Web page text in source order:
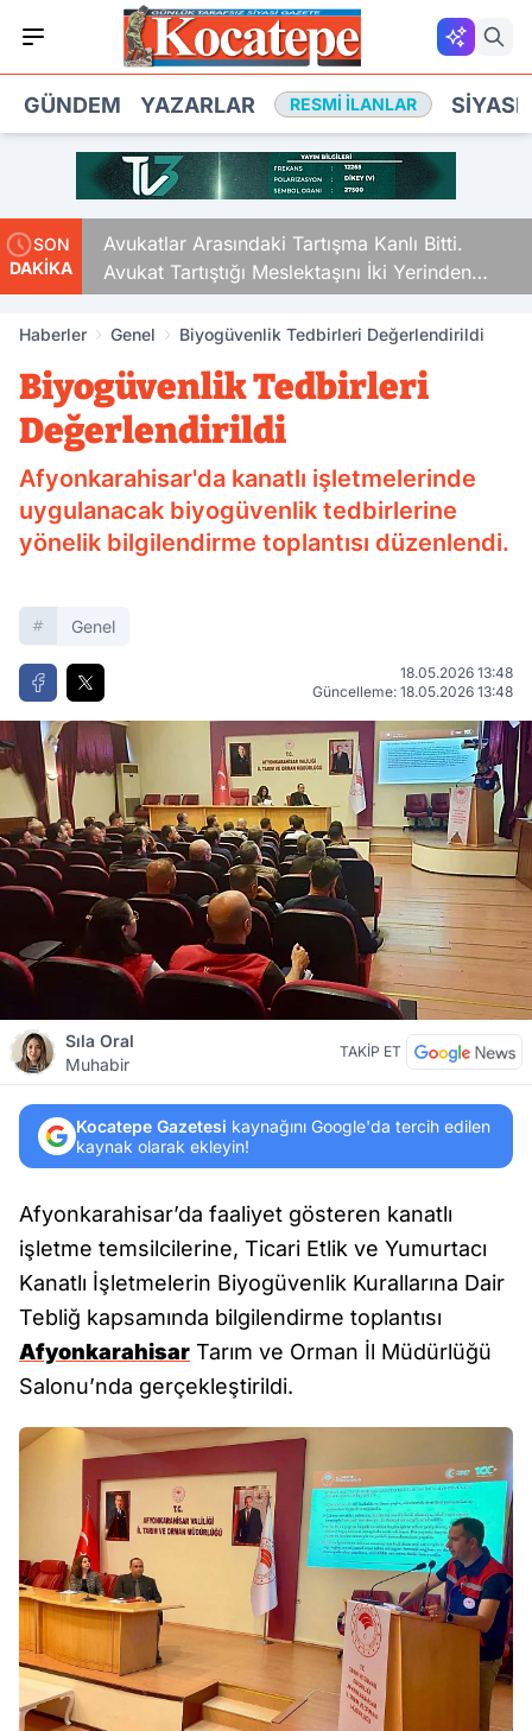
GÜNDEM YAZARLAR RESMI İLANLAR
SON
DAKİKA
Avukatlar Arasındaki Tartışma Kanlı Bitti.
Avukat Tartıştığı Meslektaşını İki Yerinden
Vurdu
Haberler Genel Biyogüvenlik Tedbirleri Değerlendirildi
Biyogüvenlik Tedbirleri
Değerlendirildi
Afyonkarahisar'da kanatlı işletmelerinde
uygulanacak biyogüvenlik tedbirlerine
yönelik bilgilendirme toplantısı düzenlendi.
Genel
18.05.2026 13:48
Güncelleme: 18.05.2026 13:48
Sıla Oral
Muhabir
TAKİP ET
Kocatepe Gazetesi kaynağını Google'da tercih edilen
kaynak olarak ekleyin!
Afyonkarahisar’da faaliyet gösteren kanatlı
işletme temsilcilerine, Ticari Etlik ve Yumurtacı
Kanatlı İşletmelerin Biyogüvenlik Kurallarına Dair
Tebliğ kapsamında bilgilendirme toplantısı
Afyonkarahisar Tarım ve Orman İl Müdürlüğü
Salonu’nda gerçekleştirildi.